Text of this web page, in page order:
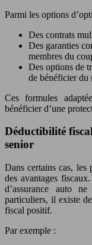
Parmi les options
Des contrats
Des garanties
membres du
Des options de
de bénéficier du
Ces formules
bénéficier d’une
Déductibilité
senior
Dans certains cas, les
des avantages
d’assurance auto
particuliers, il existe
fiscal positif.
Par exemple :